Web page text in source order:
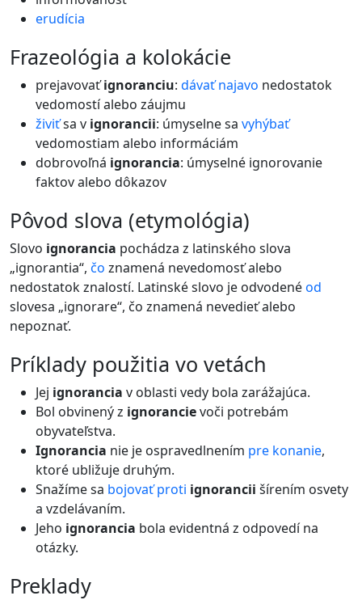
erudícia
frazeológia a kolokácie
prejavovaťignoranciu: dávať najavo nedostatok
vedomostí alebo záujmu
živiťsa v ignorancii: úmyselne sa vyhýbať
vedomostiam alebo informáciám
dobrovoľná ignorancia: úmyselné ignorovanie
faktov alebo dôkazov
pôvod slova (etymológia)
Slovo ignorancia pochádza z latinského slova
„ignorantia“, čo znamená nevedomosť alebo
nedostatok znalostí. Latinské slovo je odvodenéod
slovesa „ignorare“, čo znamená nevedieť alebo
nepoznať.
príklady použitia vo vetách
Jej ignorancia v oblasti vedy bola zarážajúca.
Bol obvinený z ignorancievoči potrebám
obyvateľstva.
Ignorancia nie je ospravedlnením pre konanie,
ktoré ubližuje druhým.
Snažíme sa bojovať proti ignorancii šírením osvety
a vzdelávaním.
Jeho ignorancia bola evidentná z odpovedí na
otázky.
preklady